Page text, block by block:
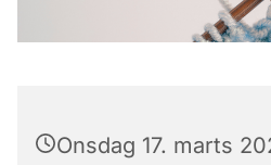
Onsdag 17. marts